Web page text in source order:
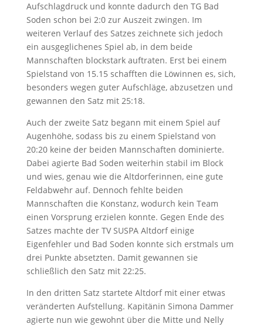
Aufschlagdruck und konnte dadurch den TG Bad
Soden schon bei 2:0 zur Auszeit zwingen. Im
weiteren Verlauf des Satzes zeichnete sich jedoch
ein ausgeglichenes Spiel ab, in dem beide
Mannschaften blockstark auftraten. Erst bei einem
Spielstand von 15.15 schafften die Löwinnen es, sich,
besonders wegen guter Aufschläge, abzusetzen und
gewannen den Satz mit 25:18.
Auch der zweite Satz begann mit einem Spiel auf
Augenhöhe, sodass bis zu einem Spielstand von
20:20keine der beiden Mannschaften dominierte.
Dabei agierte Bad Soden weiterhin stabil im Block
und wies, genau wie die Altdorferinnen, eine gute
Feldabwehr auf. Dennoch fehlte beiden
Mannschaften die Konstanz, wodurch kein Team
einen Vorsprung erzielen konnte. Gegen Ende des
Satzes machte der TV SUSPA Altdorf einige
Eigenfehler und Bad Soden konnte sich erstmals um
drei Punkte absetzten. Damit gewannen sie
schließlich den Satz mit 22:25.
In den dritten Satz startete Altdorf mit einer etwas
veränderten Aufstellung. Kapitänin Simona Dammer
agierte nun wie gewohnt über die Mitte und Nelly